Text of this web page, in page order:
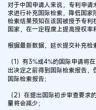
对于中国申请人来说，专利申
求进行补充国际检索，降低国
检索结果预知在该国被授予专利
国家，在一定程度上提高授权率
根据最新数据，延长提交补充检
（1）有3%或4%的国际申请将
出决定之前得到国际检索报告
国际检索报告；
（2）在提出国际初步审查要
量将会减少；